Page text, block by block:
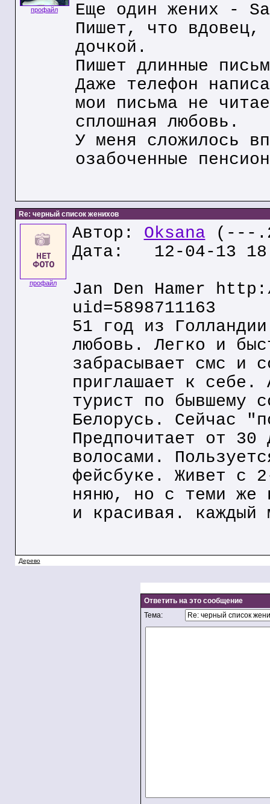
профайл
Еще один жених -
Пишет, что вдовец,
дочкой.
Пишет длинные
Даже телефон
мои письма не
сплошная любовь.
У меня сложилось
озабоченные
Re: черный список женихов
профайл
Автор: Oksana (---
Дата: 12-04-13
Jan Den Hamer
uid=5898711163
51 год из
любовь. Легко и
забрасывает смс и
приглашает к себе.
турист по бывшему
Белорусь. Сейчас
Предпочитает от 30
волосами.
фейсбуке. Живет с
няню, но с теми же
и красивая. каждый
Дерево
Ответить на это сообщение
Тема: